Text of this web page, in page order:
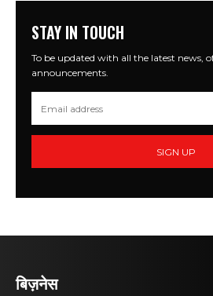
STAY IN TOUCH
To be updated with all the latest news,
announcements.
SIGN UP
बिज़नेस